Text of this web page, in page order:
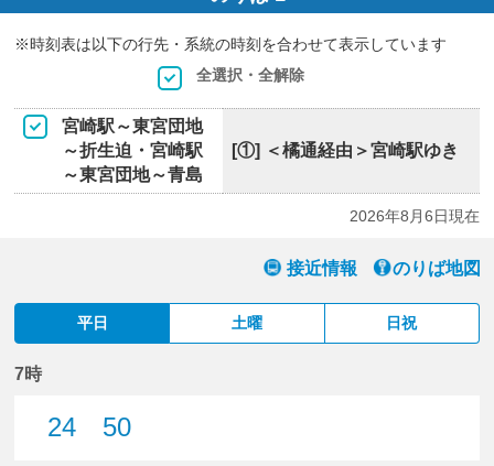
※時刻表は以下の行先・系統の時刻を合わせて表示しています
全選択・全解除
宮崎駅～東宮団地
～折生迫・宮崎駅
～東宮団地～青島
[①] ＜橘通経由＞宮崎駅ゆき
2026年8月6日現在
接近情報 のりば地図
平日 土曜 日祝
7時
24
50